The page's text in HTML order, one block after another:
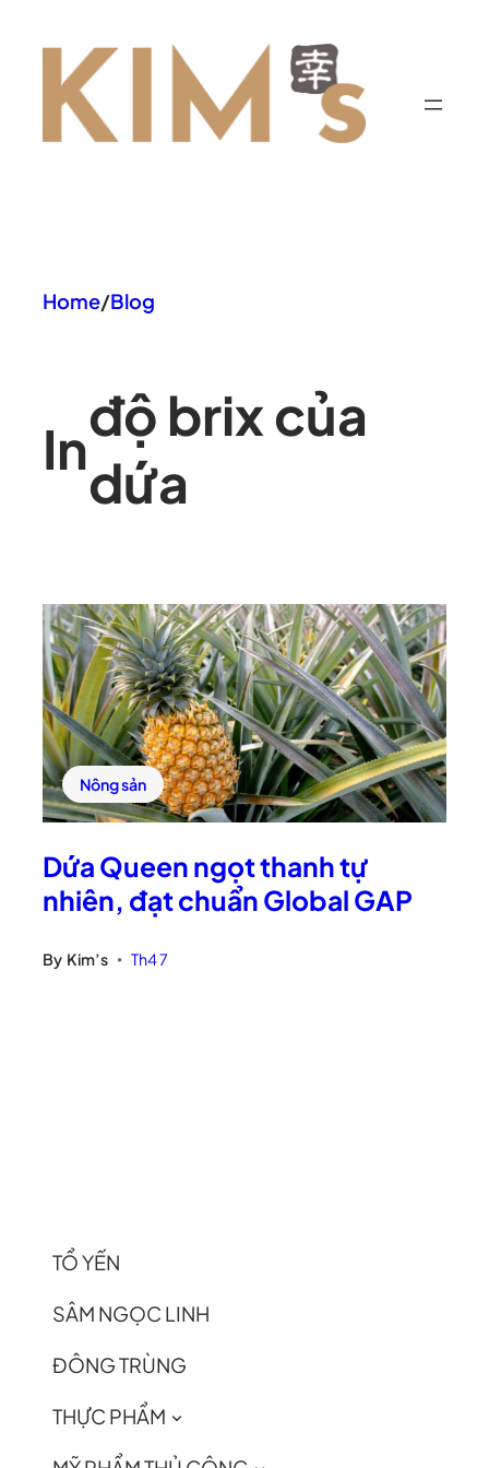
đến
dung
Home/Blog
In
độ brix của
dứa
Nông sản
Dứa Queen ngọt thanh tự
nhiên, đạt chuẩn Global GAP
By Kim’s • Th4 7
TỔ YẾN
SÂM NGỌC LINH
ĐÔNG TRÙNG
THỰC PHẨM